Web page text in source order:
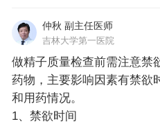
仲秋 副主任医师
吉林大学第一医院
做精子质量检查前需注意禁
药物，主要影响因素有禁欲
和用药情况。
1、禁欲时间